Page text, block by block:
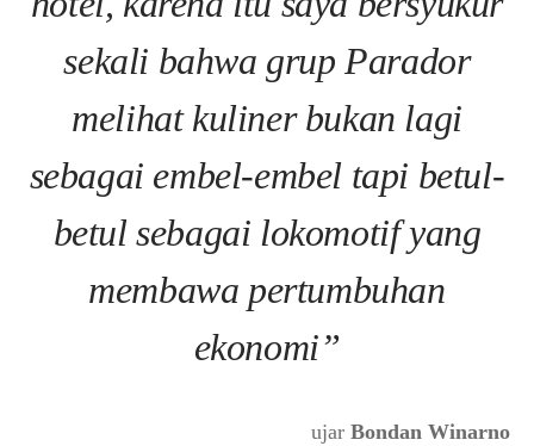
sekali bahwa grup Parador
melihat kuliner bukan lagi
sebagai embel-embel tapi betul-
betul sebagai lokomotif yang
membawa pertumbuhan
ekonomi”
ujar Bondan Winarno